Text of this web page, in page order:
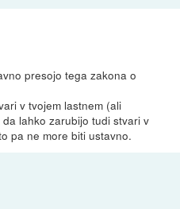
presojo tega zakona o
v tvojem lastnem (ali
lahko zarubijo tudi stvari v
pa ne more biti ustavno.